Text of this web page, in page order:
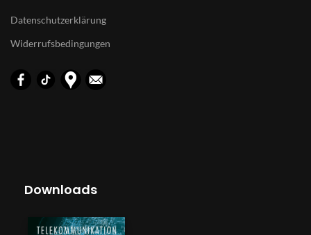
Datenschutzerklärung
Widerrufsbedingungen
Downloads